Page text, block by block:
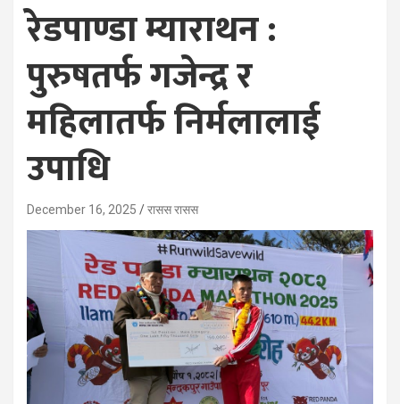
रेडपाण्डा म्याराथन :
पुरुषतर्फ गजेन्द्र र
महिलातर्फ निर्मलालाई
उपाधि
December 16, 2025 रासस रासस